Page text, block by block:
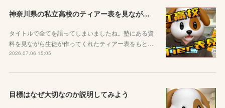
神奈川県の私立高校のティアー表を見ながら話す動画を作りました！
タイトルで全てを語ってしまいましたね。塾にある資
料を見ながら生徒が作ってくれたティアー表をもと…
2026.07.06 15:05
目標はなぜ大切なのか説明してみよう